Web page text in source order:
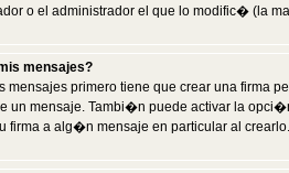
o el administrador el que lo modific� (la
mensajes?
mensajes primero tiene que crear una firma
un mensaje. Tambi�n puede activar la
firma a alg�n mensaje en particular al crearlo.